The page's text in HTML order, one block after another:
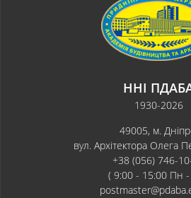
ННІ
1930-2026
49005, м.
вул. Архітектора Олега
+38 (056) 746-
( 9:00 - 15:00 Пн